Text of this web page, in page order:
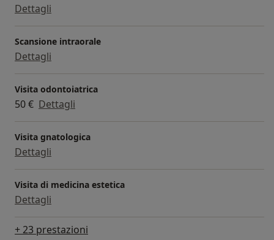
Dettagli
Scansione intraorale
Dettagli
Visita odontoiatrica
50 € Dettagli
Visita gnatologica
Dettagli
Visita di medicina estetica
Dettagli
+ 23 prestazioni